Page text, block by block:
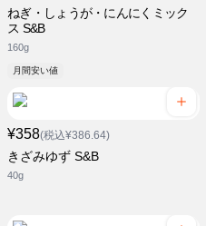
ねぎ・しょうが・にんにくミック
ス S&B
160g
月間安い値
¥358(税込¥386.64)
きざみゆず S&B
40g